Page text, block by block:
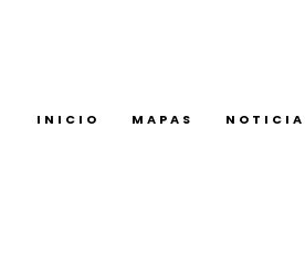
INICIO MAPAS